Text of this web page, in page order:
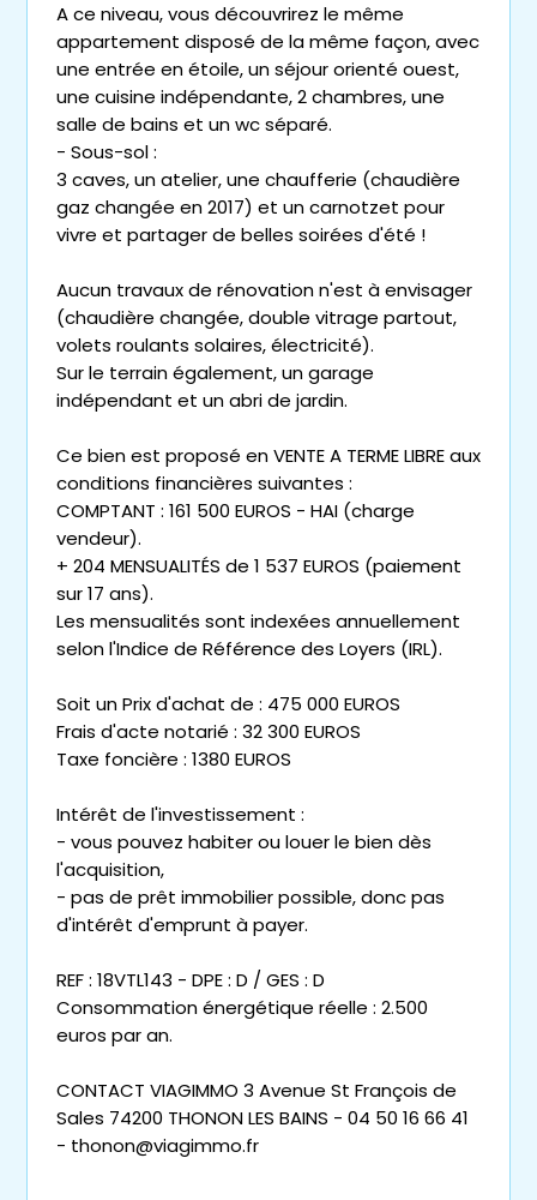
A ce niveau, vous découvrirez le même
appartement disposé de la même façon, avec
une entrée en étoile, un séjour orienté ouest,
une cuisine indépendante, 2 chambres, une
salle de bains et un wc séparé.
- Sous-sol :
3 caves, un atelier, une chaufferie (chaudière
gaz changée en 2017) et un carnotzet pour
vivre et partager de belles soirées d'été !
Aucun travaux de rénovation n'est à envisager
(chaudière changée, double vitrage partout,
volets roulants solaires, électricité).
Sur le terrain également, un garage
indépendant et un abri de jardin.
Ce bien est proposé en VENTE A TERME LIBRE aux
conditions financières suivantes :
COMPTANT : 161 500 EUROS - HAI (charge
vendeur).
+ 204 MENSUALITÉS de 1 537 EUROS (paiement
sur 17 ans).
Les mensualités sont indexées annuellement
selon l'Indice de Référence des Loyers (IRL).
Soit un Prix d'achat de : 475 000 EUROS
Frais d'acte notarié : 32 300 EUROS
Taxe foncière : 1380 EUROS
Intérêt de l'investissement :
- vous pouvez habiter ou louer le bien dès
l'acquisition,
- pas de prêt immobilier possible, donc pas
d'intérêt d'emprunt à payer.
REF : 18VTL143 - DPE : D / GES : D
Consommation énergétique réelle : 2.500
euros par an.
CONTACT VIAGIMMO 3 Avenue St François de
Sales 74200 THONON LES BAINS - 04 50 16 66 41
- thonon@viagimmo.fr